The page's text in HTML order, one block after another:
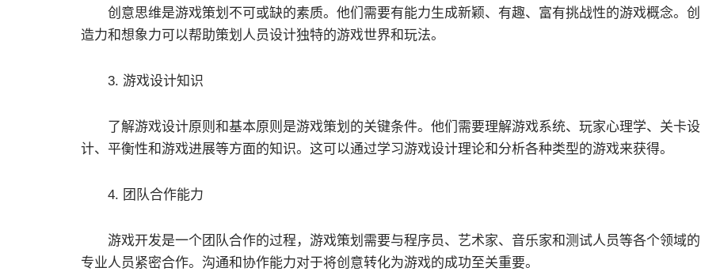
创意思维是游戏策划不可或缺的素质。他们需要有能力生成新颖、有趣、富有挑战性的游戏概念。创
造力和想象力可以帮助策划人员设计独特的游戏世界和玩法。
3. 游戏设计知识
了解游戏设计原则和基本原则是游戏策划的关键条件。他们需要理解游戏系统、玩家心理学、关卡设
计、平衡性和游戏进展等方面的知识。这可以通过学习游戏设计理论和分析各种类型的游戏来获得。
4. 团队合作能力
游戏开发是一个团队合作的过程，游戏策划需要与程序员、艺术家、音乐家和测试人员等各个领域的
专业人员紧密合作。沟通和协作能力对于将创意转化为游戏的成功至关重要。